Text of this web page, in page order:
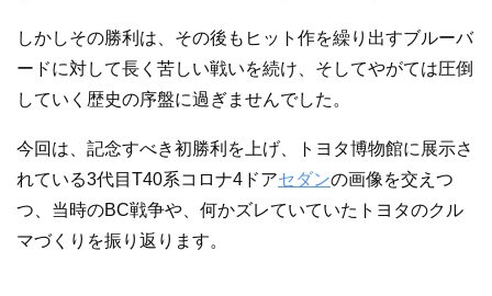
しかしその勝利は、その後もヒット作を繰り出すブルーバ
ードに対して長く苦しい戦いを続け、そしてやがては圧倒
していく歴史の序盤に過ぎませんでした。
今回は、記念すべき初勝利を上げ、トヨタ博物館に展示さ
れている3代目T40系コロナ4ドアセダンの画像を交えつ
つ、当時のBC戦争や、何かズレていていたトヨタのクル
マづくりを振り返ります。